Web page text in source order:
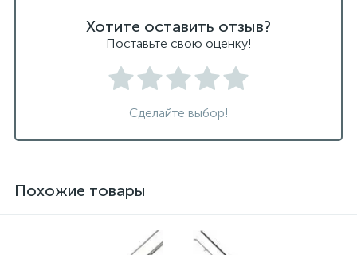
Хотите оставить отзыв?
Поставьте свою оценку!
Сделайте выбор!
Похожие товары